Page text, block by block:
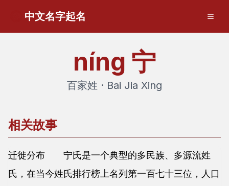
中文名字起名
níng 宁
百家姓 · Bai Jia Xing
相关故事
迁徙分布 宁氏是一个典型的多民族、多源流姓
氏，在当今姓氏排行榜上名列第一百七十三位，人口